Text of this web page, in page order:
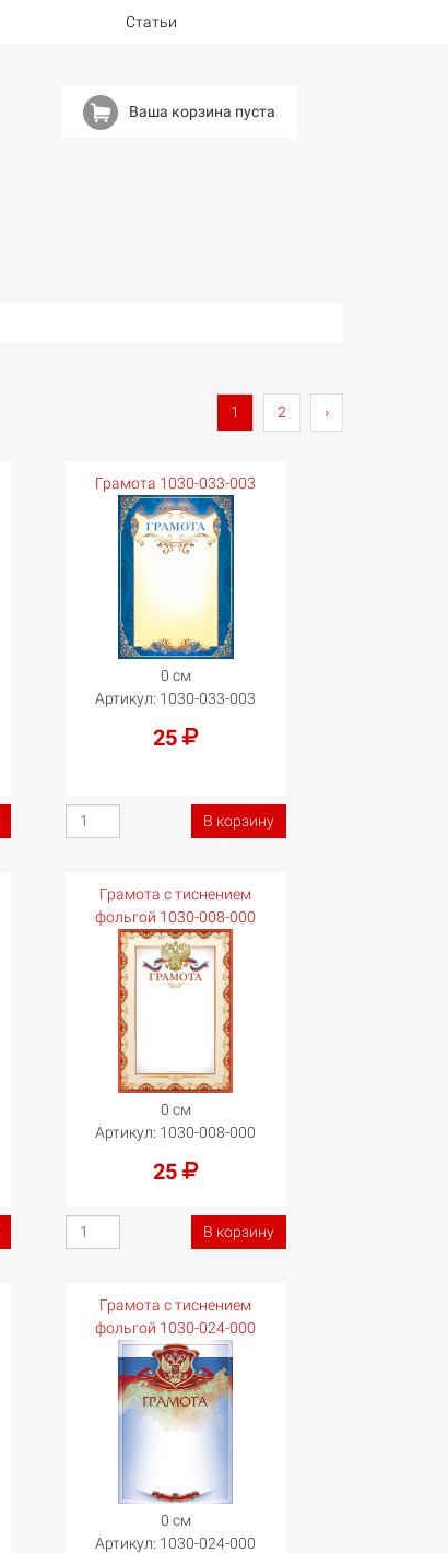
Статьи
Ваша корзина пуста
1 2 ›
Грамота 1030-033-003
0 см
Артикул: 1030-033-003
25
В корзину
Грамота с тиснением
фольгой 1030-008-000
0 см
Артикул: 1030-008-000
25
В корзину
Грамота с тиснением
фольгой 1030-024-000
0 см
Артикул: 1030-024-000